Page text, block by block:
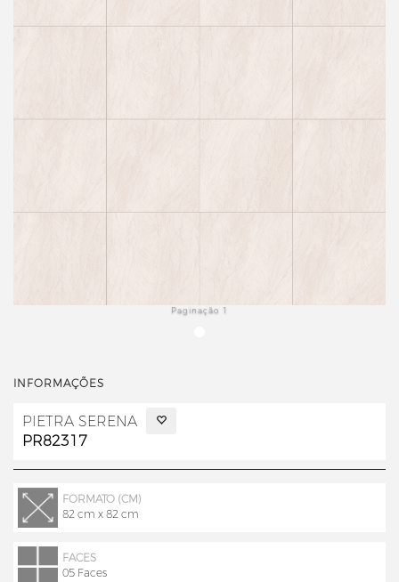
Paginação 1
INFORMAÇÕES
PIETRA SERENA
PR82317
FORMATO (CM)
82 cm x 82 cm
FACES
05 Faces